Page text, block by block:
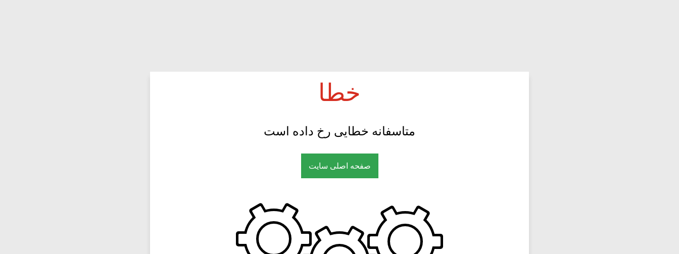
خطا
متاسفانه خطایی رخ داده است
صفحه اصلی سایت